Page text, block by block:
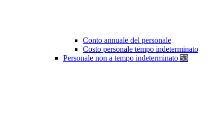
Conto annuale del personale
Costo personale tempo indeterminato
Personale non a tempo indeterminato 53